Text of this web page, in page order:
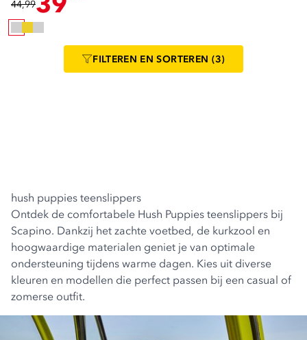
44,99
FILTEREN EN SORTEREN (3)
hush puppies teenslippers
Ontdek de comfortabele Hush Puppies teenslippers bij
Scapino. Dankzij het zachte voetbed, de kurkzool en
hoogwaardige materialen geniet je van optimale
ondersteuning tijdens warme dagen. Kies uit diverse
kleuren en modellen die perfect passen bij een casual of
zomerse outfit.